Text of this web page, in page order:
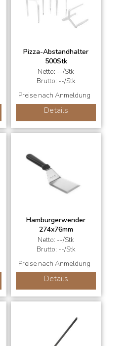
Pizza-Abstandhalter
500Stk
Netto: --/Stk
Brutto: --/Stk
Preise nach Anmeldung
Details
Hamburgerwender
274x76mm
Netto: --/Stk
Brutto: --/Stk
Preise nach Anmeldung
Details